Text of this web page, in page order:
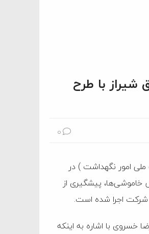
شیراز با طرح
0
ملی امور نگهداشت ) در
پیشگیری از
اجرا شده است.
خسروی با اشاره به اینکه